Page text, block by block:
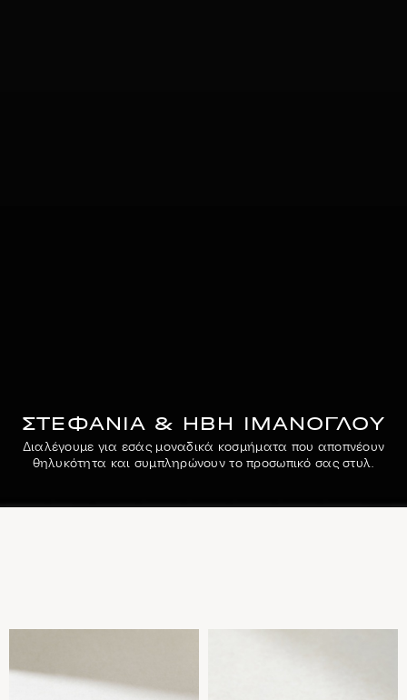
ΣΤΕΦΑΝΊΑ & ΉΒΗ ΙΜΆΝΟΓΛΟΥ
Διαλέγουμε για εσάς μοναδικά κοσμήματα που αποπνέουν
θηλυκότητα και συμπληρώνουν το προσωπικό σας στυλ.